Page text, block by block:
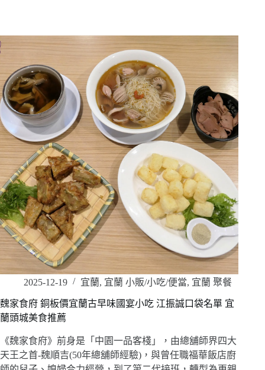
2025-12-19 宜蘭, 宜蘭 小販/小吃/便當, 宜蘭 聚餐
魏家食府 銅板價宜蘭古早味國宴小吃 江振誠口袋名單 宜
蘭頭城美食推薦
《魏家食府》前身是「中園一品客棧」，由總舖師界四大
天王之首-魏順吉(50年總舖師經驗)，與曾任職福華飯店廚